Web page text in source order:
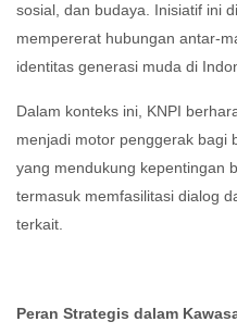
sosial, dan budaya. Inisiatif ini
mempererat hubungan antar-
identitas generasi muda di
Dalam konteks ini, KNPI
menjadi motor penggerak bagi
yang mendukung kepentingan
termasuk memfasilitasi dialog
terkait.
Peran Strategis dalam